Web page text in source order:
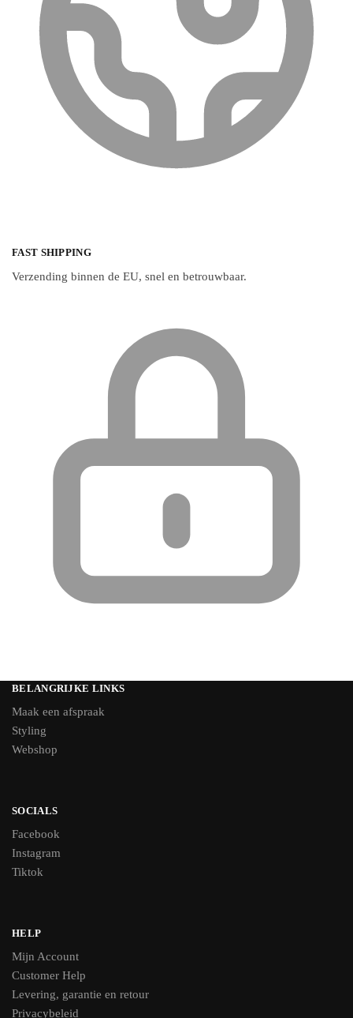
FAST SHIPPING
Verzending binnen de EU, snel en betrouwbaar.
BELANGRIJKE LINKS
Maak een afspraak
Styling
Webshop
SOCIALS
Facebook
Instagram
Tiktok
HELP
Mijn Account
Customer Help
Levering, garantie en retour
Privacybeleid